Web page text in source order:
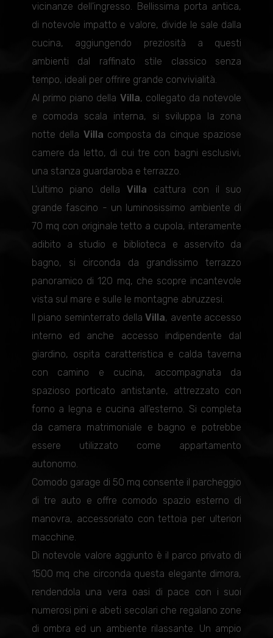
vicinanze dell'ingresso. Bellissima porta antica,
di notevole impatto e valore, divide le sale dalla
cucina, aggiungendo preziosità a questi
ambienti dal raffinato stile classico senza
tempo, ideali per offrire grande convivialità.
Al primo piano della Villa, collegato da notevole
e comoda scala interna, si sviluppa la zona
notte della Villa composta da cinque spaziose
camere da letto, di cui tre con bagni esclusivi,
una stanza guardaroba e terrazzo.
L'ultimo piano dellaVilla cattura con il suo
grande fascino - un luminosissimo ambiente di
70 mq con originale tetto a cupola, interamente
adibito a studio e biblioteca e asservito da
bagno, si circonda da grandissimo terrazzo
panoramico di 120 mq, che scopre incantevole
vista sul mare e sulle le montagne abruzzesi.
Il piano seminterrato dellaVilla, avente accesso
interno ed anche accesso indipendente dal
giardino, ospita caratteristica e calda taverna
con camino e cucina, accompagnata da
spazioso porticato antistante, attrezzato con
forno a legna e cucina all'esterno. Si completa
da camera matrimoniale e bagno e potrebbe
essere utilizzato come appartamento
autonomo.
Comodo garage di 50 mq consente il parcheggio
di tre auto e offre comodo spazio esterno di
manovra, accessoriato con tettoia per ulteriori
macchine.
Di notevole valore aggiunto è il parco privato di
1500 mq che circonda questa elegante dimora,
rendendola una vera oasi di pace con i suoi
numerosi pini e abeti secolari che regalano zone
di ombra ed un ambiente rilassante. Un ampio